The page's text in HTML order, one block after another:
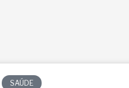
SAÚDE